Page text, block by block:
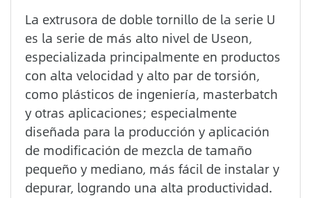
La extrusora de doble tornillo de la serie U
es la serie de más alto nivel de Useon,
especializada principalmente en productos
con alta velocidad y alto par de torsión,
como plásticos de ingeniería, masterbatch
y otras aplicaciones; especialmente
diseñada para la producción y aplicación
de modificación de mezcla de tamaño
pequeño y mediano, más fácil de instalar y
depurar, logrando una alta productividad.